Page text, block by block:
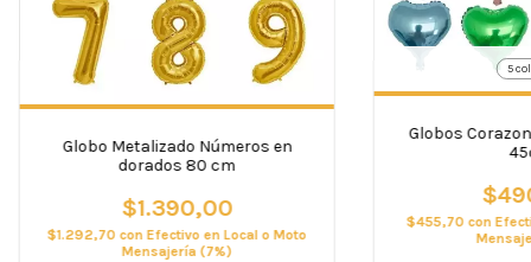
Globo Metalizado Números en
dorados 80 cm
$1.390,00
$1.292,70 con Efectivo en Local o Moto
Mensajería (7%)
5
Globos
$455,70 con